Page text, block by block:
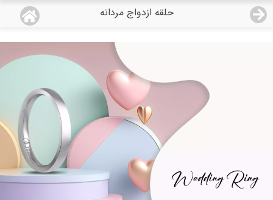
حلقه ازدواج مردانه
منو
دسته بندی محصولات
درباره ما